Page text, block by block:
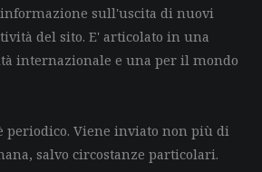
sull'uscita di nuovi
del sito. E' articolato in una
internazionale e una per il mondo
periodico. Viene inviato non più di
salvo circostanze particolari.